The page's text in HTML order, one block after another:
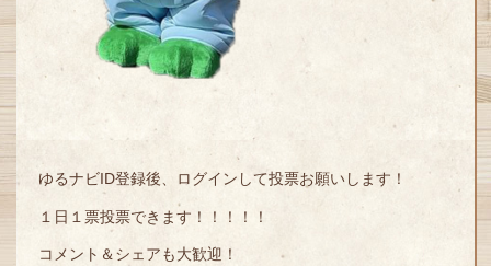
ゆるナビID登録後、ログインして投票お願いします！
１日１票投票できます！！！！！
コメント＆シェアも大歓迎！